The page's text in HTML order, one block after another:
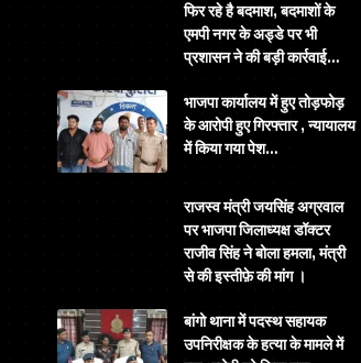
फिर रहे है बदमाश, बदमाशों के
एमपी नगर के अड्डे पर भी
प्रशासन ने की बड़ी कार्रवाई…
भाजपा कार्यालय में हुए तोड़फोड़
के आरोपी हुए गिरफ्तार , न्यायालय
में किया गया पेश…
राजस्व मंत्री जयसिंह अग्रवाल
पर भाजपा जिलाध्यक्ष डॉक्टर
राजीव सिंह ने बोला हमला, मंत्री
से की इस्तीफ़े की मांग ।
बांगो थाना में पदस्थ सहायक
उपनिरीक्षक के हत्या के मामले में